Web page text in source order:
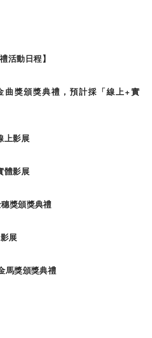
活動日程】
曲獎頒獎典禮，預計採「線上+實
上影展
體影展
獎頒獎典禮
展
馬獎頒獎典禮